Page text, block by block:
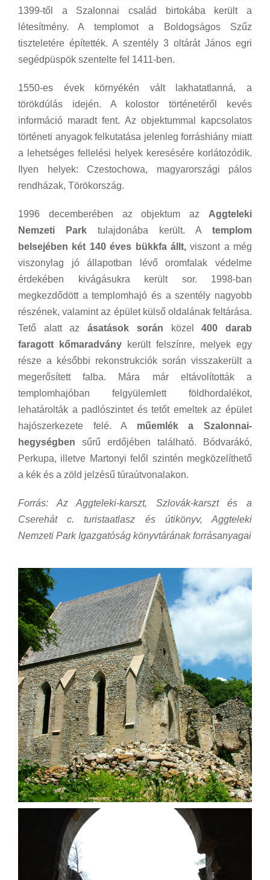
1399-től a Szalonnai család birtokába került a
létesítmény. A templomot a Boldogságos Szűz
tiszteletére építették. A szentély 3 oltárát János egri
segédpüspök szentelte fel 1411-ben.
1550-es évek környékén vált lakhatatlanná, a
törökdúlás idején. A kolostor történetéről kevés
információ maradt fent. Az objektummal kapcsolatos
történeti anyagok felkutatása jelenleg forráshiány miatt
a lehetséges fellelési helyek keresésére korlátozódik.
Ilyen helyek: Czestochowa, magyarországi pálos
rendházak, Törökország.
1996 decemberében az objektum az Aggteleki
Nemzeti Park tulajdonába került. A templom
belsejében két 140 éves bükkfa állt,viszont a még
viszonylag jó állapotban lévő oromfalak védelme
érdekében kivágásukra került sor. 1998-ban
megkezdődött a templomhajó és a szentély nagyobb
részének, valamint az épület külső oldalának feltárása.
Tető alatt azásatások során közel400 darab
faragott kőmaradvány került felszínre, melyek egy
része a későbbi rekonstrukciók során visszakerült a
megerősített falba. Mára már eltávolították a
templomhajóban felgyülemlett földhordalékot,
lehatárolták a padlószintet és tetőt emeltek az épület
hajószerkezete felé. A műemlék a Szalonnai-
hegységben sűrű erdőjében található. Bódvarákó,
Perkupa, illetve Martonyi felől szintén megközelíthető
a kék és a zöld jelzésű túraútvonalakon.
Forrás: Az Aggteleki-karszt, Szlovák-karszt és a
Cserehát c. turistaatlasz és útikönyv, Aggteleki
Nemzeti Park Igazgatóság könyvtárának forrásanyagai